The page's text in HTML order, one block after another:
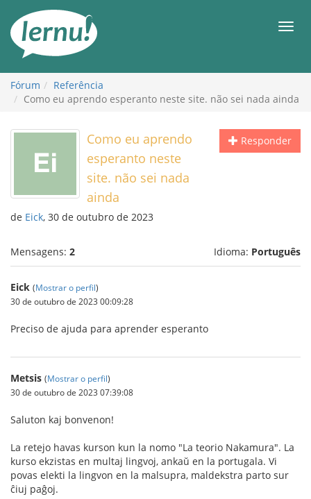
conteúdo
Fórum
Referência
Como eu aprendo esperanto neste site. não sei nada ainda
Responder
Como eu aprendo
esperanto neste
site. não sei nada
ainda
de Eick, 30 de outubro de 2023
Mensagens: 2 Idioma: Português
Eick (Mostrar o perfil)
30 de outubro de 2023 00:09:28
Preciso de ajuda para aprender esperanto
Metsis (Mostrar o perfil)
30 de outubro de 2023 07:39:08
Saluton kaj bonvenon!
La retejo havas kurson kun la nomo "La teorio Nakamura". La
kurso ekzistas en multaj lingvoj, ankaŭ en la portugala. Vi
povas elekti la lingvon en la malsupra, maldekstra parto sur
ĉiuj paĝoj.